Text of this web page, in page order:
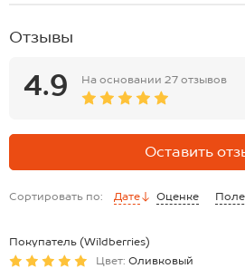
Рекомендованный температурный режим
Отзывы
4.9 На основании 27 отзывов
Оставить
Сортировать по: Дате Оценке
Покупатель (Wildberries)
Цвет: Оливковый